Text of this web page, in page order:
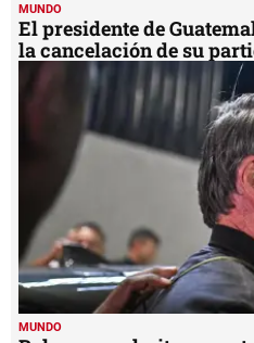
MUNDO
El presidente de
la cancelación de su
MUNDO